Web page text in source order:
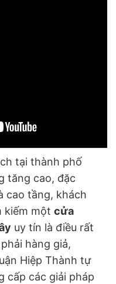
tại thành phố
tăng cao, đặc
cao tầng, khách
kiếm một cửa
uy tín là điều rất
hàng giả,
Hiệp Thành tự
cấp các giải pháp